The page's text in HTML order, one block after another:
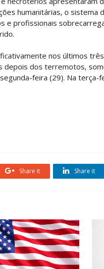
humanitárias, o sistema
e profissionais
nos últimos
depois dos terremotos,
feira (29). Na terça-
Share it Share it